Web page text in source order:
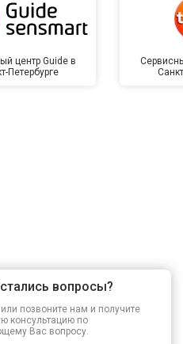
центр Guide в
Петербурге
вопросы?
позвоните нам и получите
консультацию по
Вас вопросу.